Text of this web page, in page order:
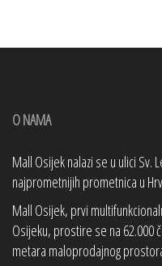
O NAMA
Mall Osijek nalazi se u ulici Sv.
najprometnijih prometnica u
Mall Osijek, prvi
Osijeku, prostire se na 62.000
metara maloprodajnog